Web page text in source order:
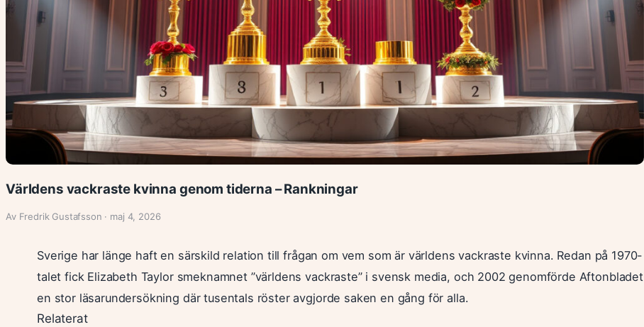
Världens vackraste kvinna genom tiderna – Rankningar
Av Fredrik Gustafsson · maj 4, 2026
Sverige har länge haft en särskild relation till frågan om vem som är världens vackraste kvinna. Redan på 1970-
talet fick Elizabeth Taylor smeknamnet ”världens vackraste” i svensk media, och 2002 genomförde Aftonbladet
en stor läsarundersökning där tusentals röster avgjorde saken en gång för alla.
Relaterat